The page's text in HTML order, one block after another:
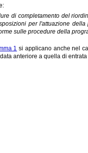
di completamento del
per l'attuazione
sulle procedure della
1 si applicano anche nel
anteriore a quella di